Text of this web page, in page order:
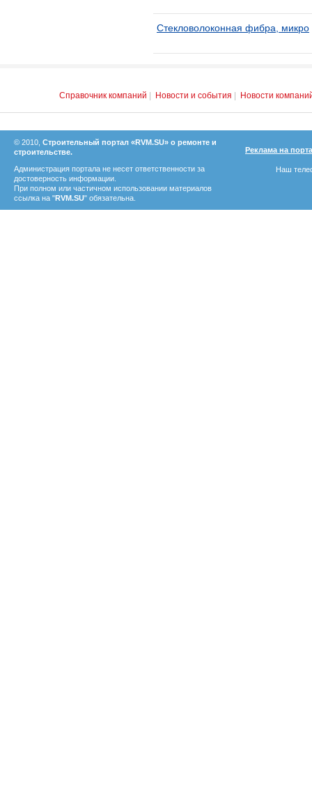
Стекловолоконная фибра, микро
Справочник компаний Новости и события Новости
© 2010, Строительный портал «RVM.SU» о ремонте и
строительстве.
Администрация портала не несет ответственности за
достоверность информации.
При полном или частичном использовании материалов
ссылка на "RVM.SU" обязательна.
Реклама на
Наш